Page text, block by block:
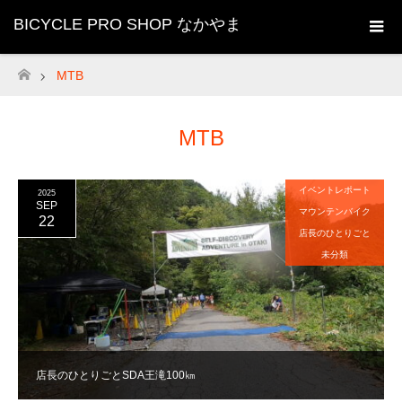
BICYCLE PRO SHOP なかやま
ホーム
MTB
MTB
店長のひとりごとSDA王滝100㎞
2025
SEP
22
イベントレポート
マウンテンバイク
店長のひとりごと
未分類